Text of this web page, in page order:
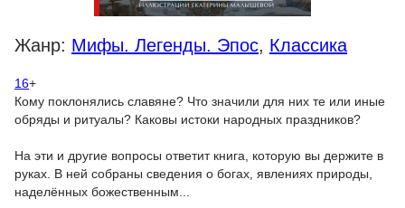
Жанр: Мифы. Легенды. Эпос, Классика
16+
Кому поклонялись славяне? Что значили для них те или иные
обряды и ритуалы? Каковы истоки народных праздников?
На эти и другие вопросы ответит книга, которую вы держите в
руках. В ней собраны сведения о богах, явлениях природы,
наделённых божественным...